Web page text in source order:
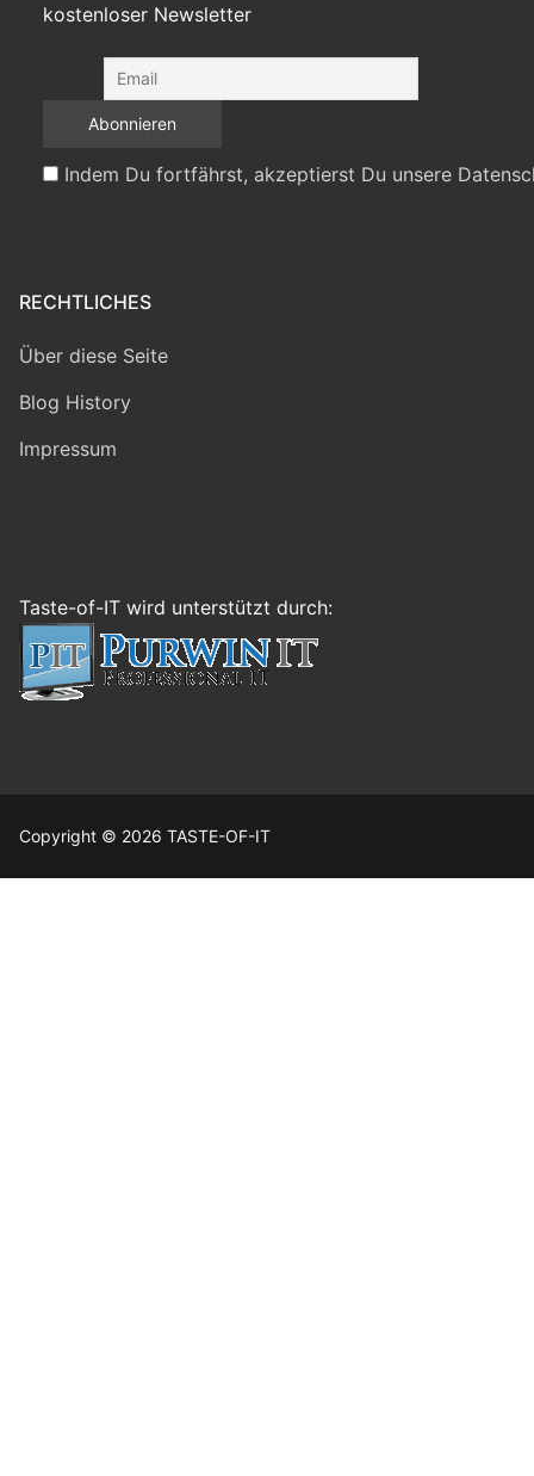
kostenloser Newsletter
Indem Du fortfährst, akzeptierst Du unsere
RECHTLICHES
Über diese Seite
Blog History
Impressum
Taste-of-IT wird unterstützt durch:
Copyright © 2026 TASTE-OF-IT